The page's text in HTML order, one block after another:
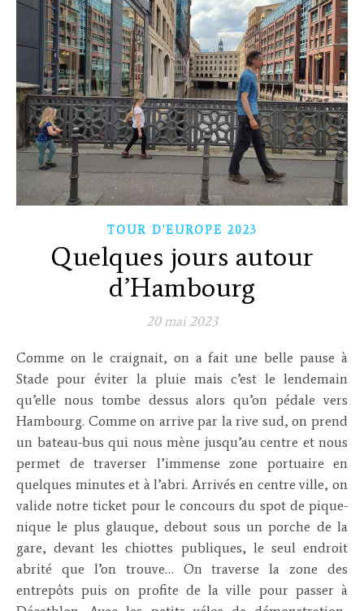
TOUR D'EUROPE 2023
Quelques jours autour
d’Hambourg
20 mai 2023
Comme on le craignait, on a fait une belle pause à
Stade pour éviter la pluie mais c’est le lendemain
qu’elle nous tombe dessus alors qu’on pédale vers
Hambourg. Comme on arrive par la rive sud, on prend
un bateau-bus qui nous mène jusqu’au centre et nous
permet de traverser l’immense zone portuaire en
quelques minutes et à l’abri. Arrivés en centre ville, on
valide notre ticket pour le concours du spot de pique-
nique le plus glauque, debout sous un porche de la
gare, devant les chiottes publiques, le seul endroit
abrité que l’on trouve… On traverse la zone des
entrepôts puis on profite de la ville pour passer à